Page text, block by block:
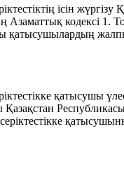
iсiн жүргiзу
Азаматтық кодексi 1.
қатысушылардың
қатысушы
Қазақстан